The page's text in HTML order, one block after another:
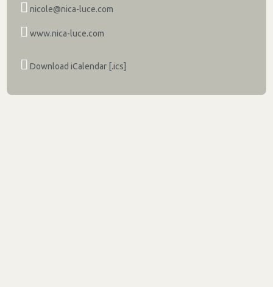
nicole@nica-luce.com
www.nica-luce.com
Download iCalendar [.ics]